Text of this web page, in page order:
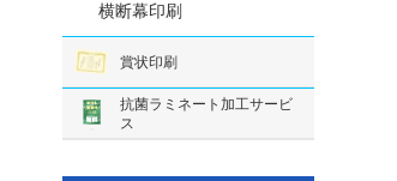
横断幕印刷
賞状印刷
抗菌ラミネート加工サービ
ス